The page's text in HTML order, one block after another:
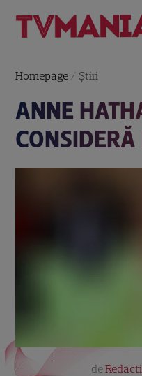
Homepage / Știri
ANNE
de